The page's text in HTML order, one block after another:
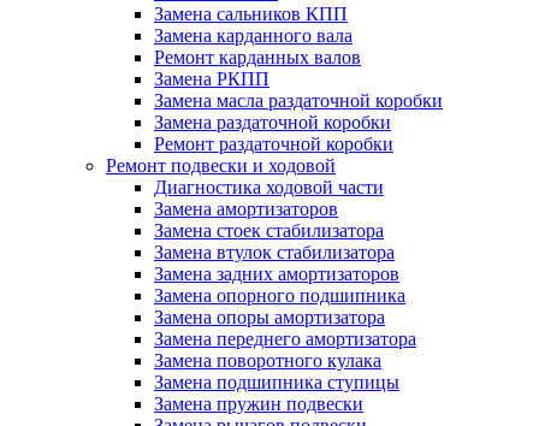
Замена сальников КПП
Замена карданного вала
Ремонт карданных валов
Замена РКПП
Замена масла раздаточной коробки
Замена раздаточной коробки
Ремонт раздаточной коробки
Ремонт подвески и ходовой
Диагностика ходовой части
Замена амортизаторов
Замена стоек стабилизатора
Замена втулок стабилизатора
Замена задних амортизаторов
Замена опорного подшипника
Замена опоры амортизатора
Замена переднего амортизатора
Замена поворотного кулака
Замена подшипника ступицы
Замена пружин подвески